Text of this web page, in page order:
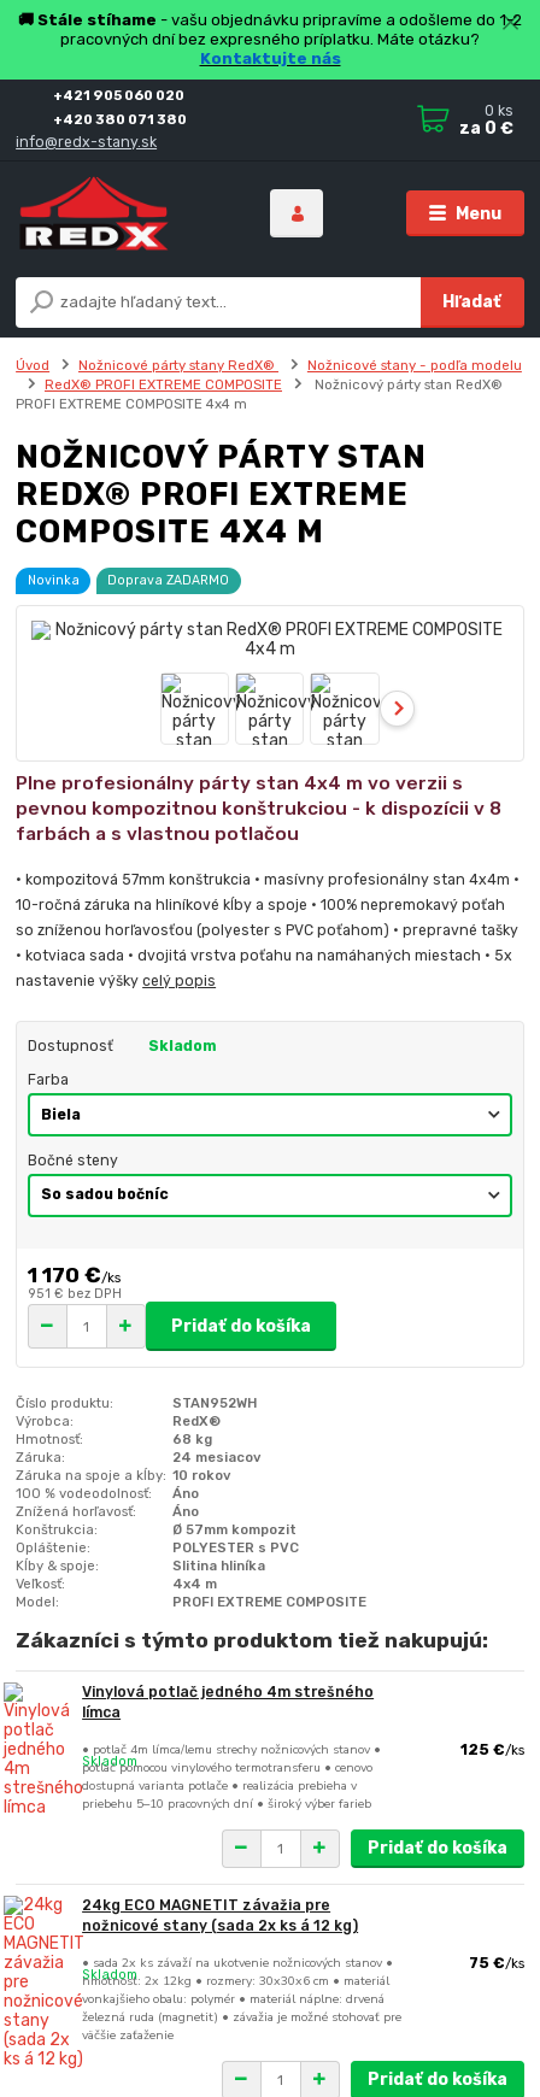
🚚 Stále stíhame - vašu objednávku pripravíme a odošleme do 1-2
pracovných dní bez expresného príplatku. Máte otázku?
Kontaktujte nás
Menu
Hľadať
+421 905 060 020
+420 380 071 380
info@redx-stany.sk
0 ks
za 0 €
Úvod Nožnicové párty stany RedX®
Nožnicové stany - podľa modelu
RedX® PROFI EXTREME COMPOSITE
Nožnicový párty stan RedX®
PROFI EXTREME COMPOSITE 4x4 m
NOŽNICOVÝ PÁRTY STAN
REDX® PROFI EXTREME
COMPOSITE 4X4 M
Novinka Doprava ZADARMO
Plne profesionálny párty stan 4x4 m vo verzii s
pevnou kompozitnou konštrukciou - k dispozícii v 8
farbách a s vlastnou potlačou
• kompozitová 57mm konštrukcia • masívny profesionálny stan 4x4m •
10-ročná záruka na hliníkové kĺby a spoje • 100% nepremokavý poťah
so zníženou horľavosťou (polyester s PVC poťahom) • prepravné tašky
• kotviaca sada • dvojitá vrstva poťahu na namáhaných miestach • 5x
nastavenie výškycelý popis
Dostupnosť Skladom
Farba
Bočné steny
1 170 €/ks
951 € bez DPH
Pridať do košíka
Číslo produktu:
STAN952WH
Výrobca:
RedX®
Hmotnosť:
68 kg
Záruka:
24 mesiacov
Záruka na spoje a kĺby: 10 rokov
100 % vodeodolnosť:
Áno
Znížená horľavosť:
Áno
Konštrukcia:
Ø 57mm kompozit
Opláštenie:
POLYESTER s PVC
Kĺby & spoje:
Slitina hliníka
Veľkosť:
4x4 m
Model:
PROFI EXTREME COMPOSITE
Zákazníci s týmto produktom tiež nakupujú:
Vinylová potlač jedného 4m strešného
límca
• potlač 4m límca/lemu strechy nožnicových stanov •
potlač pomocou vinylového termotransferu • cenovo
dostupná varianta potlače • realizácia prebieha v
priebehu 5–10 pracovných dní • široký výber farieb
125 €/ks
Skladom
Pridať do košíka
24kg ECO MAGNETIT závažia pre
nožnicové stany (sada 2x ks á 12 kg)
• sada 2x ks závaží na ukotvenie nožnicových stanov •
hmotnosť: 2x 12kg • rozmery: 30x30x6 cm • materiál
vonkajšieho obalu: polymér • materiál náplne: drvená
železná ruda (magnetit) • závažia je možné stohovať pre
väčšie zaťaženie
75 €/ks
Skladom
Pridať do košíka